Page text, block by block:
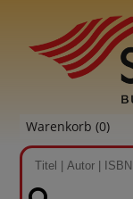
Warenkorb (0)